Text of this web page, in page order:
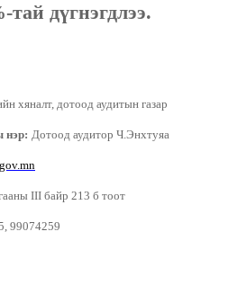
тай дүгнэгдлээ.
хяналт, дотоод аудитын газар
нэр: Дотоод аудитор Ч.Энхтуяа
III байр 213 б тоот
99074259